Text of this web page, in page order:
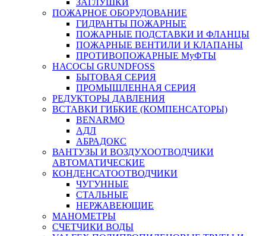
ЗАГЛУШКИ
ПОЖАРНОЕ ОБОРУДОВАНИЕ
ГИДРАНТЫ ПОЖАРНЫЕ
ПОЖАРНЫЕ ПОДСТАВКИ И ФЛАНЦЫ
ПОЖАРНЫЕ ВЕНТИЛИ И КЛАПАНЫ
ПРОТИВОПОЖАРНЫЕ МуФТЫ
НАСОСЫ GRUNDFOSS
БЫТОВАЯ СЕРИЯ
ПРОМЫШЛЕННАЯ СЕРИЯ
РЕДУКТОРЫ ДАВЛЕНИЯ
ВСТАВКИ ГИБКИЕ (КОМПЕНСАТОРЫ)
BENARMO
АДЛ
АБРАДОКС
ВАНТУЗЫ И ВОЗДУХООТВОДЧИКИ
АВТОМАТИЧЕСКИЕ
КОНДЕНСАТООТВОДЧИКИ
ЧУГУННЫЕ
СТАЛЬНЫЕ
НЕРЖАВЕЮЩИЕ
МАНОМЕТРЫ
СЧЕТЧИКИ ВОДЫ